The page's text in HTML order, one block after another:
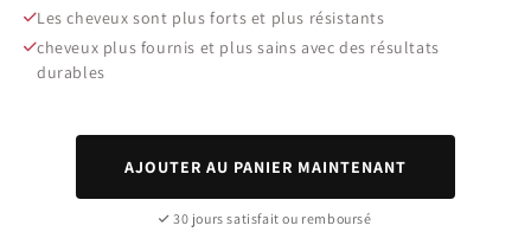
Les cheveux sont plus forts et plus résistants
cheveux plus fournis et plus sains avec des résultats
durables
AJOUTER AU PANIER MAINTENANT
30 jours satisfait ou remboursé